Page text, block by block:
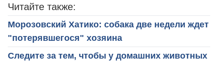
Читайте также:
Морозовский Хатико: собака две недели ждет
"потерявшегося" хозяина
Следите за тем, чтобы у домашних животных